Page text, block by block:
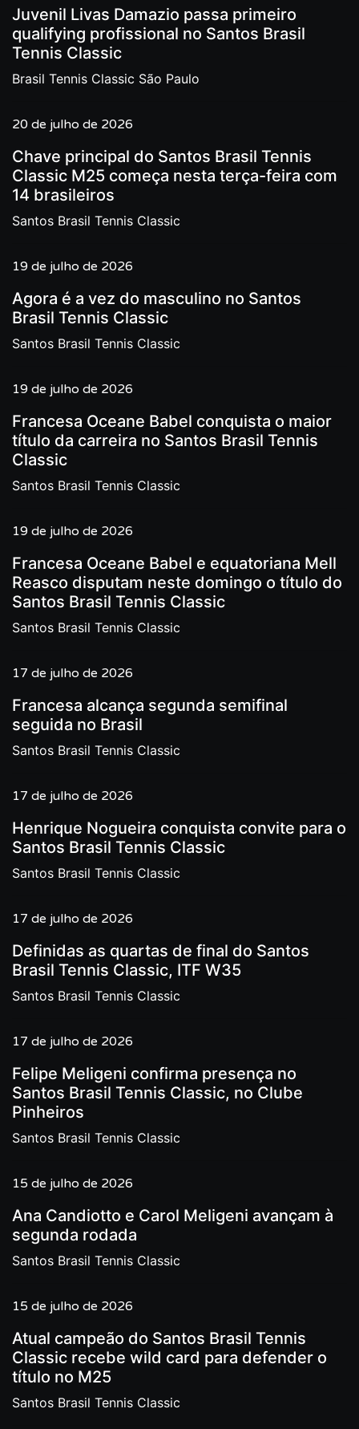
Juvenil Livas Damazio passa primeiro
qualifying profissional no Santos Brasil
Tennis Classic
Brasil Tennis Classic São Paulo
20 de julho de 2026
Chave principal do Santos Brasil Tennis
Classic M25 começa nesta terça-feira com
14 brasileiros
Santos Brasil Tennis Classic
19 de julho de 2026
Agora é a vez do masculino no Santos
Brasil Tennis Classic
Santos Brasil Tennis Classic
19 de julho de 2026
Francesa Oceane Babel conquista o maior
título da carreira no Santos Brasil Tennis
Classic
Santos Brasil Tennis Classic
19 de julho de 2026
Francesa Oceane Babel e equatoriana Mell
Reasco disputam neste domingo o título do
Santos Brasil Tennis Classic
Santos Brasil Tennis Classic
17 de julho de 2026
Francesa alcança segunda semifinal
seguida no Brasil
Santos Brasil Tennis Classic
17 de julho de 2026
Henrique Nogueira conquista convite para o
Santos Brasil Tennis Classic
Santos Brasil Tennis Classic
17 de julho de 2026
Definidas as quartas de final do Santos
Brasil Tennis Classic, ITF W35
Santos Brasil Tennis Classic
17 de julho de 2026
Felipe Meligeni confirma presença no
Santos Brasil Tennis Classic, no Clube
Pinheiros
Santos Brasil Tennis Classic
15 de julho de 2026
Ana Candiotto e Carol Meligeni avançam à
segunda rodada
Santos Brasil Tennis Classic
15 de julho de 2026
Atual campeão do Santos Brasil Tennis
Classic recebe wild card para defender o
título no M25
Santos Brasil Tennis Classic